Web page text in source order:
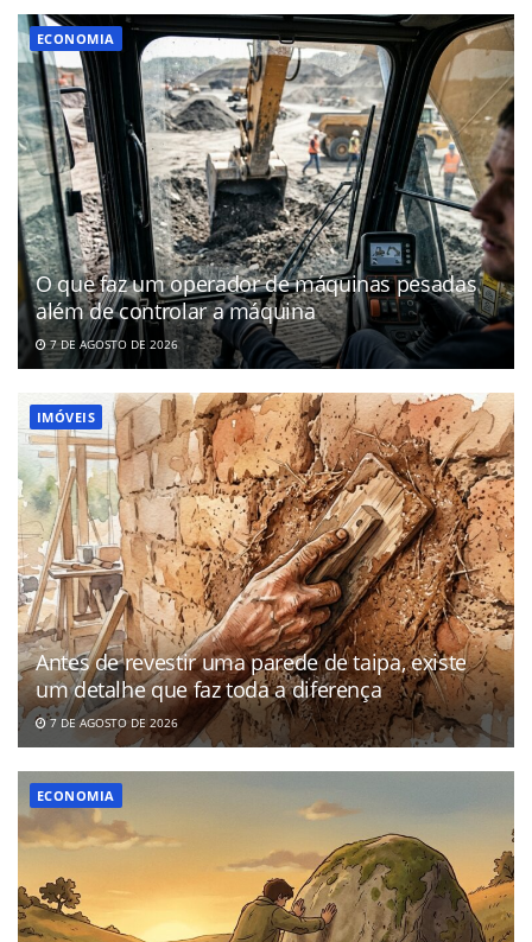
ECONOMIA
O que faz um operador de máquinas pesadas
além de controlar a máquina
7 DE AGOSTO DE 2026
IMÓVEIS
Antes de revestir uma parede de taipa, existe
um detalhe que faz toda a diferença
7 DE AGOSTO DE 2026
ECONOMIA